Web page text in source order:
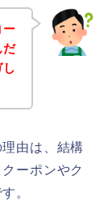
ー
だ
由は、結構
ーポンやク
。